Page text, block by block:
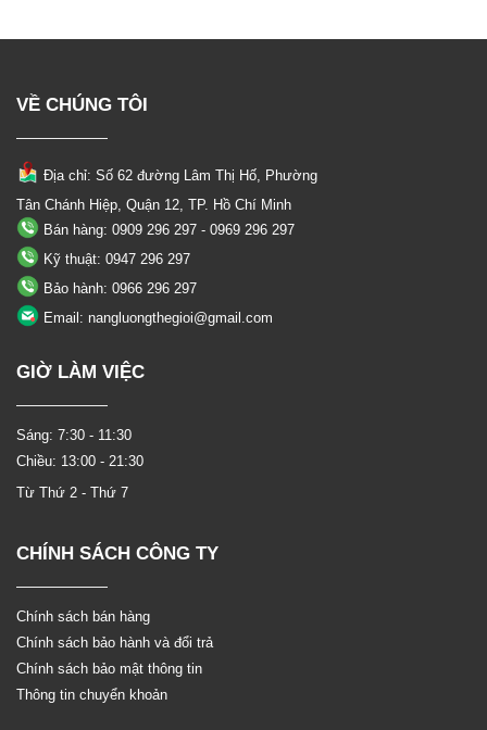
VỀ CHÚNG TÔI
Địa chỉ: Số 62 đường Lâm Thị Hố, Phường
Tân Chánh Hiệp, Quận 12, TP. Hồ Chí Minh
Bán hàng: 0909 296 297 - 0969 296 297
Kỹ thuật: 0947 296 297
Bảo hành: 0966 296 297
Email: nangluongthegioi@gmail.com
GIỜ LÀM VIỆC
Sáng: 7:30 - 11:30
Chiều: 13:00 - 21:30
Từ Thứ 2 - Thứ 7
CHÍNH SÁCH CÔNG TY
Chính sách bán hàng
Chính sách bảo hành và đổi trả
Chính sách bảo mật thông tin
Thông tin chuyển khoản